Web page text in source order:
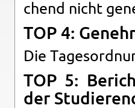
chend nicht
TOP 4:
Die
TOP 5:
der